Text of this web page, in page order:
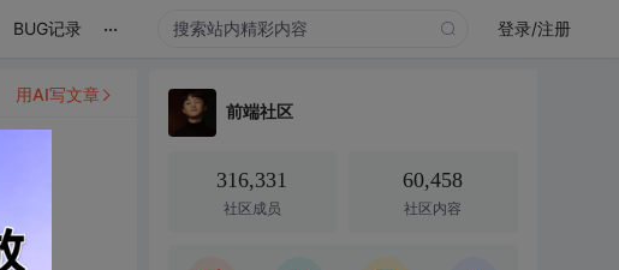
BUG记录 ... 登录/注册
用AI写文章
前端社区
316,331
社区成员
60,458
社区内容